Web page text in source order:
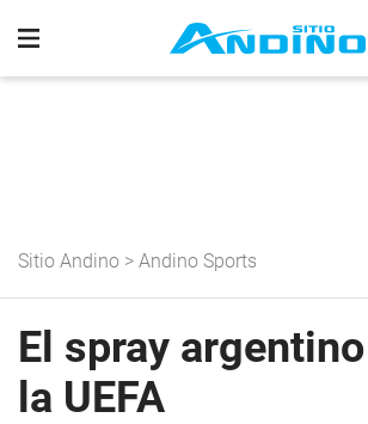
Sitio Andino > Andino Sports
El spray
la UEFA